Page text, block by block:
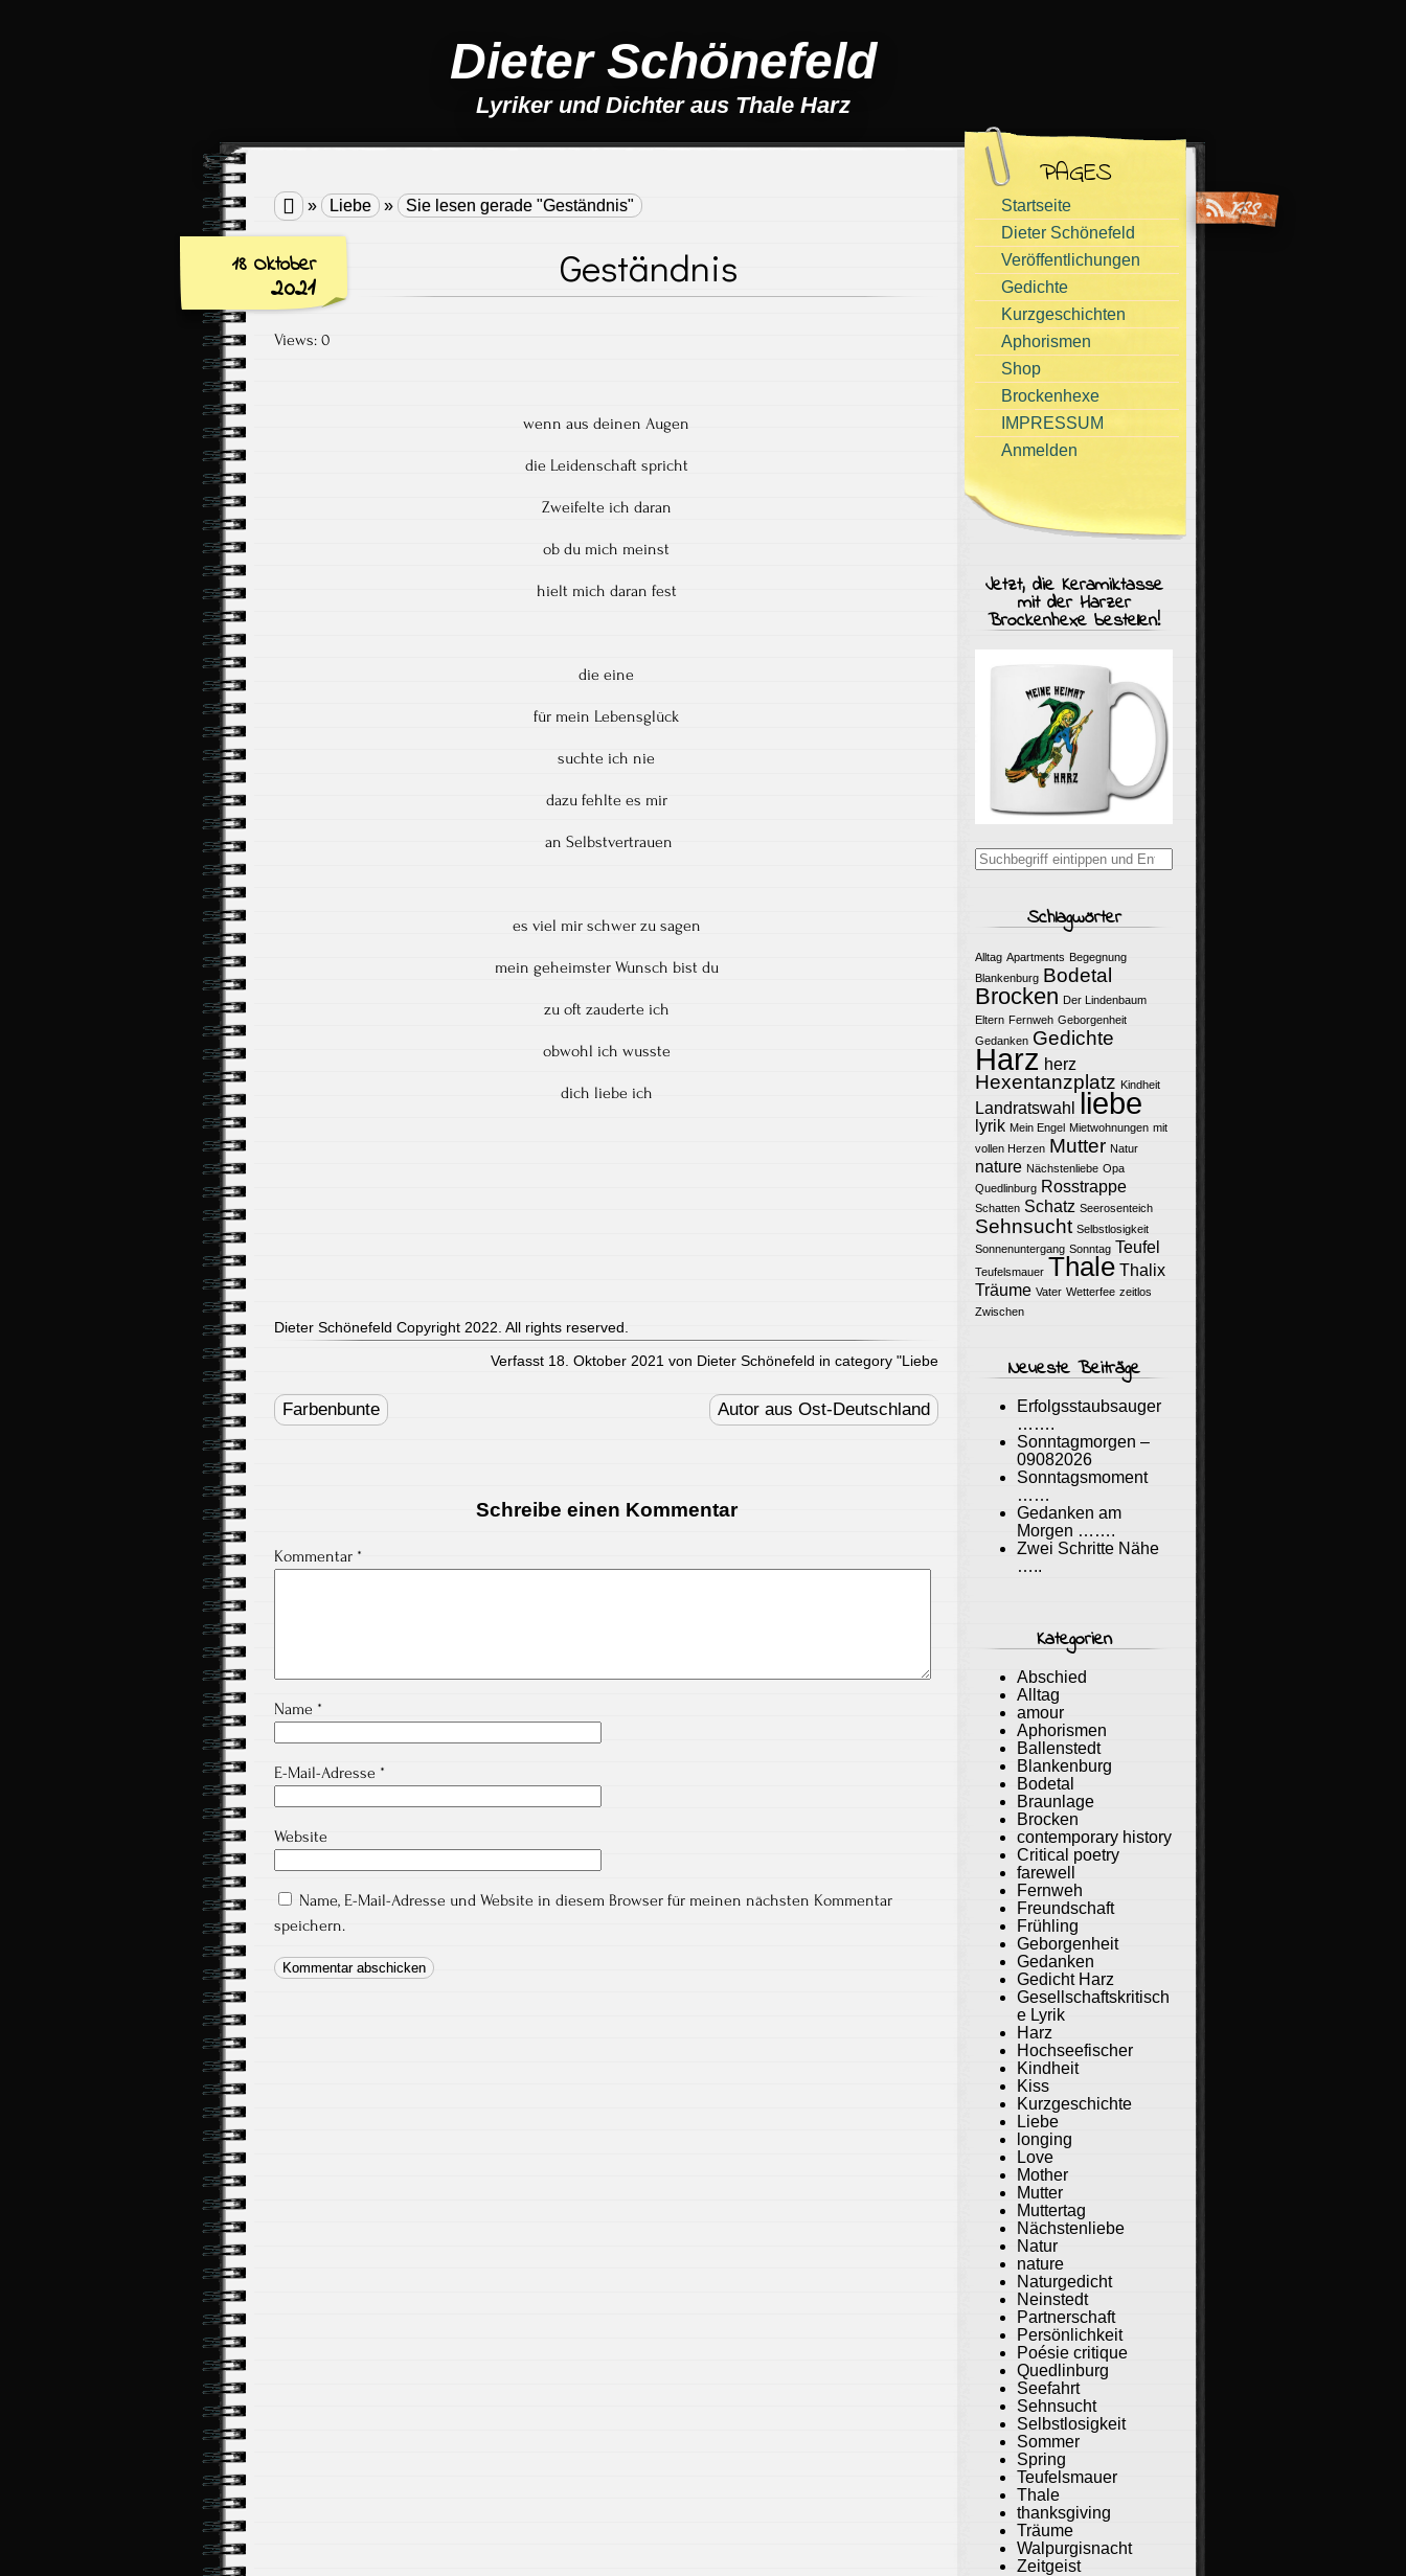
Dieter Schönefeld
Lyriker und Dichter aus Thale Harz
 » Liebe » Sie lesen gerade "Geständnis"
18 Oktober
2021 Geständnis
Views: 0
wenn aus deinen Augen
die Leidenschaft spricht
Zweifelte ich daran
ob du mich meinst
hielt mich daran fest
die eine
für mein Lebensglück
suchte ich nie
dazu fehlte es mir
an Selbstvertrauen
es viel mir schwer zu sagen
mein geheimster Wunsch bist du
zu oft zauderte ich
obwohl ich wusste
dich liebe ich
Dieter Schönefeld Copyright 2022. All rights reserved.
Verfasst 18. Oktober 2021 von Dieter Schönefeld in category "Liebe
navigation
Farbenbunte Autor aus Ost-Deutschland
Schreibe einen Kommentar
Kommentar *
Name *
E-Mail-Adresse *
Website
Name, E-Mail-Adresse und Website in diesem Browser für meinen nächsten Kommentar
speichern.
PAGES
Startseite
Dieter Schönefeld
Veröffentlichungen
Gedichte
Kurzgeschichten
Aphorismen
Shop
Brockenhexe
IMPRESSUM
Anmelden
Jetzt, die Keramiktasse
mit der Harzer
Brockenhexe bestellen!
Suchergebnisse
für:
Schlagwörter
Alltag Apartments Begegnung
Blankenburg Bodetal
Brocken Der Lindenbaum
Eltern Fernweh Geborgenheit
Gedanken Gedichte
Harz herz
Hexentanzplatz Kindheit
Landratswahl liebe
lyrik Mein Engel Mietwohnungen mit
vollen Herzen Mutter Natur
nature Nächstenliebe Opa
Quedlinburg Rosstrappe
Schatten Schatz Seerosenteich
Sehnsucht Selbstlosigkeit
Sonnenuntergang Sonntag Teufel
Teufelsmauer Thale Thalix
Träume Vater Wetterfee zeitlos
Zwischen
Neueste Beiträge
Erfolgsstaubsauger
…….
Sonntagmorgen –
09082026
Sonntagsmoment
……
Gedanken am
Morgen …….
Zwei Schritte Nähe
…..
Kategorien
Abschied
Alltag
amour
Aphorismen
Ballenstedt
Blankenburg
Bodetal
Braunlage
Brocken
contemporary history
Critical poetry
farewell
Fernweh
Freundschaft
Frühling
Geborgenheit
Gedanken
Gedicht Harz
Gesellschaftskritisch
e Lyrik
Harz
Hochseefischer
Kindheit
Kiss
Kurzgeschichte
Liebe
longing
Love
Mother
Mutter
Muttertag
Nächstenliebe
Natur
nature
Naturgedicht
Neinstedt
Partnerschaft
Persönlichkeit
Poésie critique
Quedlinburg
Seefahrt
Sehnsucht
Selbstlosigkeit
Sommer
Spring
Teufelsmauer
Thale
thanksgiving
Träume
Walpurgisnacht
Zeitgeist